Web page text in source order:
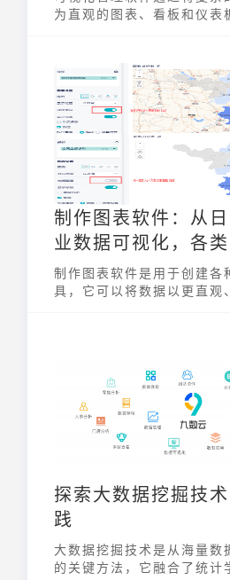
为直观的图表、看板和仪表
感知的图形，大幅降低了
度，从而提升整体工作效率
或缺的管理工具。
制作图表软件：从
业数据可视化，各
制作图表软件是用于创建各
具，它可以将数据以更直观
探索大数据挖掘技
践
大数据挖掘技术是从海量数
的关键方法，它融合了统计